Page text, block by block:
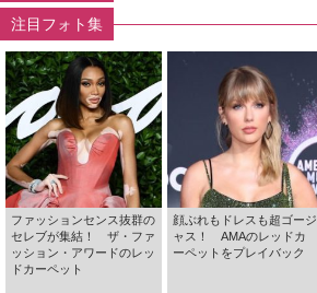
注目フォト集
ファッションセンス抜群の
セレブが集結！ ザ・ファ
ッション・アワードのレッ
ドカーペット
顔ぶれもドレスも超ゴージ
ャス！ AMAのレッドカ
ーペットをプレイバック